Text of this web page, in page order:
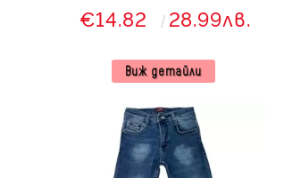
€14.82 28.99лв.
Виж детайли